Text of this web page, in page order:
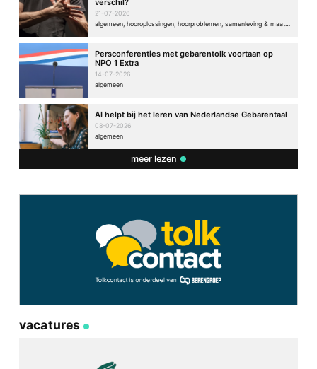
21-07-2026
Persconferenties met gebarentolk voortaan op
NPO 1 Extra
14-07-2026
algemeen
AI helpt bij het leren van Nederlandse Gebarentaal
08-07-2026
algemeen
meer lezen
vacatures